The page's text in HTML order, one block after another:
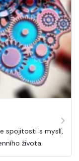
spojitosti s myslí,
života.